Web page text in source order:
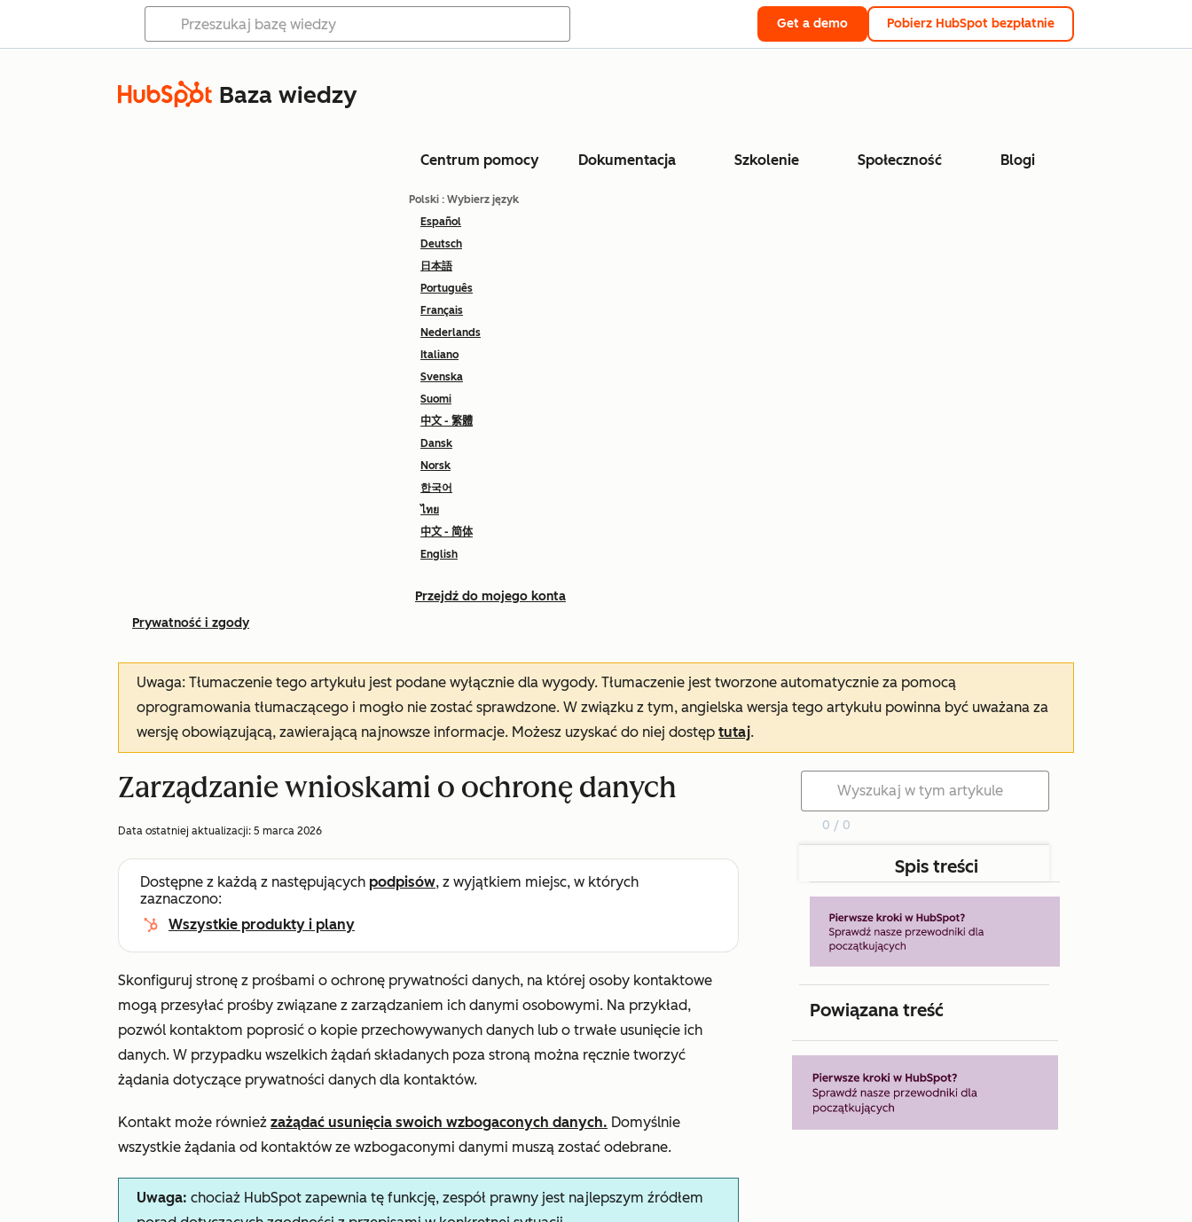
Get a demo Pobierz HubSpot bezpłatnie
Baza wiedzy
Centrum pomocy Dokumentacja Szkolenie Społeczność Blogi
Polski : Wybierz język
Español
Deutsch
日本語
Português
Français
Nederlands
Italiano
Svenska
Suomi
中文 - 繁體
Dansk
Norsk
한국어
ไทย
中文 - 简体
English
Przejdź do mojego konta
Prywatność i zgody
Uwaga: Tłumaczenie tego artykułu jest podane wyłącznie dla wygody. Tłumaczenie jest tworzone automatycznie za pomocą
oprogramowania tłumaczącego i mogło nie zostać sprawdzone. W związku z tym, angielska wersja tego artykułu powinna być uważana za
wersję obowiązującą, zawierającą najnowsze informacje. Możesz uzyskać do niej dostęp tutaj.
Zarządzanie wnioskami o ochronę danych
Data ostatniej aktualizacji: 5 marca 2026
Dostępne z każdą z następujących podpisów, z wyjątkiem miejsc, w których
zaznaczono:
Wszystkie produkty i plany
Skonfiguruj stronę z prośbami o ochronę prywatności danych, na której osoby kontaktowe
mogą przesyłać prośby związane z zarządzaniem ich danymi osobowymi. Na przykład,
pozwól kontaktom poprosić o kopie przechowywanych danych lub o trwałe usunięcie ich
danych. W przypadku wszelkich żądań składanych poza stroną można ręcznie tworzyć
żądania dotyczące prywatności danych dla kontaktów.
Kontakt może również zażądać usunięcia swoich wzbogaconych danych. Domyślnie
wszystkie żądania od kontaktów ze wzbogaconymi danymi muszą zostać odebrane.
Uwaga: chociaż HubSpot zapewnia tę funkcję, zespół prawny jest najlepszym źródłem
0 / 0
Spis treści
Powiązana treść